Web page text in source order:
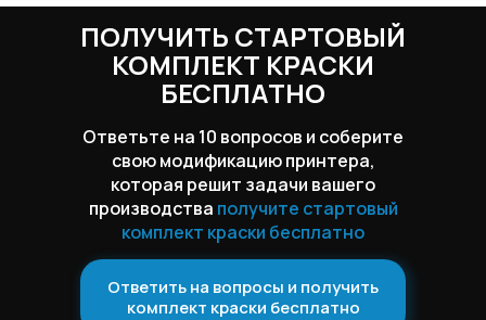
ПОЛУЧИТЬ СТАРТОВЫЙ
КОМПЛЕКТ КРАСКИ
БЕСПЛАТНО
Ответить на вопросы и получить
комплект краски бесплатно
Ответьте на 10 вопросов и соберите
свою модификацию принтера,
которая решит задачи вашего
производства получите стартовый
комплект краски бесплатно